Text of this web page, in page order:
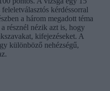
kérdéssorral
a három megadott téma
résznél nézik azt is, hogy
kifejezéseket. A
különböző nehézségű,